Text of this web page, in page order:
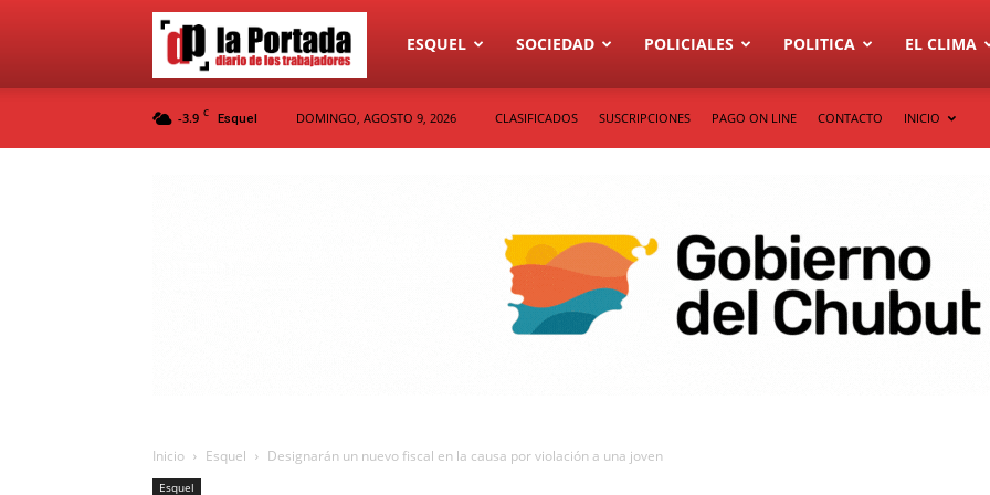
Diario
ESQUEL SOCIEDAD POLICIALES POLITICA EL CLIMA
-3.9 C Esquel DOMINGO, AGOSTO 9, 2026 CLASIFICADOS SUSCRIPCIONES PAGO ON LINE CONTACTO INICIO
Inicio Esquel Designarán un nuevo fiscal en la causa por violación a una joven
Esquel